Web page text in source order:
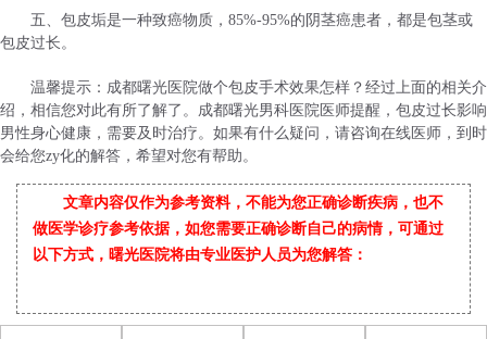
五、包皮垢是一种致癌物质，85%-95%的阴茎癌患者，都是包茎或
包皮过长。
温馨提示：成都曙光医院做个包皮手术效果怎样？经过上面的相关介
绍，相信您对此有所了解了。成都曙光男科医院医师提醒，包皮过长影响
男性身心健康，需要及时治疗。如果有什么疑问，请咨询在线医师，到时
会给您zy化的解答，希望对您有帮助。
文章内容仅作为参考资料，不能为您正确诊断疾病，也不
做医学诊疗参考依据，如您需要正确诊断自己的病情，可通过
以下方式，曙光医院将由专业医护人员为您解答：